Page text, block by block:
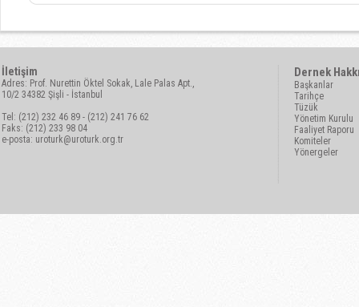
İletişim
Adres: Prof. Nurettin Öktel Sokak, Lale Palas Apt.,
10/2 34382 Şişli - İstanbul
Tel: (212) 232 46 89 - (212) 241 76 62
Faks: (212) 233 98 04
e-posta: uroturk@uroturk.org.tr
Dernek
Başkanlar
Tarihçe
Tüzük
Yönetim Kurulu
Faaliyet Raporu
Komiteler
Yönergeler